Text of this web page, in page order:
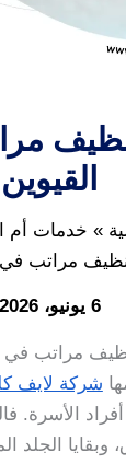
القيوين
خدمات أم
مراتب في
6 يونيو، 2026
مراتب في
شركة لايف
الأسرة.
وبقايا الجلد